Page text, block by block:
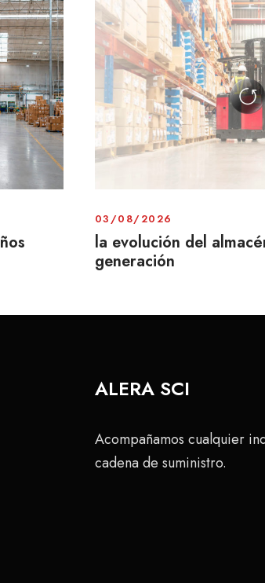
03/08/2026
la evolución del
generación
ALERA SCI
Acompañamos cualquier
cadena de suministro.